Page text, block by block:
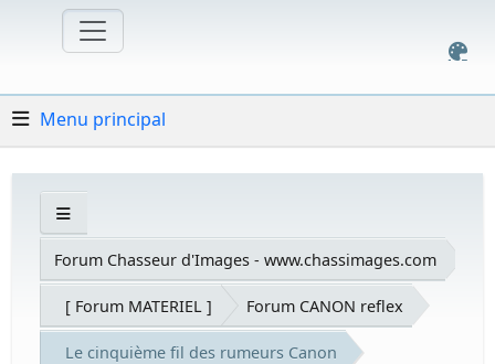
Menu principal
Forum Chasseur d'Images - www.chassimages.com
[ Forum MATERIEL ] Forum CANON reflex
Le cinquième fil des rumeurs Canon